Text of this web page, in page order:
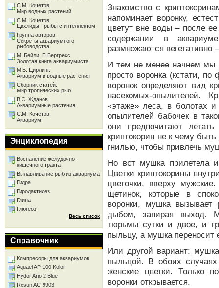
Знакомство с
напоминает воронку,
цветут вне воды – после
содержании в
размножаются вегетативно
И тем не менее начнем мы
просто воронка (кстати, по
воронок определяют вид
насекомых-опылителей.
«этаже» леса, в болотах и
опылителей бабочек в
они предпочитают
криптокорин не к чему
гнилью, чтобы привлечь
Но вот мушка прилетела
Цветки криптокорины
цветочки, вверху
щетинок, которые в
воронки, мушка вызывает
дыбом, запирая выход.
тюрьмы сутки и двое, и
пыльцу, а мушка переносит
Или другой вариант:
пыльцой. В обоих
женские цветки. Только
воронки открывается.
С.М. Кочетов.
Мир водных растений
С.М. Кочетов.
Цихлиды - рыбы с интеллектом
Группа авторов.
Секреты аквариумного
рыбоводства
М. Бейли, П.Бергресс.
Золотая книга аквариумиста
М.Б. Цирлинг.
Аквариум и водные растения
Сборник статей.
Мир тропических рыб
В.С. Жданов.
Аквариумные растения
С.М. Кочетов.
Аквариум
Энциклопедия
Воспаление желудочно-
кишечного тракта
Вылавливание рыб из аквариума
Гидра
Гиродактилез
Глина
Глюгеоз
Весь список
Справочник
Компресоры для аквариумов
Aquael AP-100 Kolor
Hydor Ario 2 Blue
Resun AC-9903